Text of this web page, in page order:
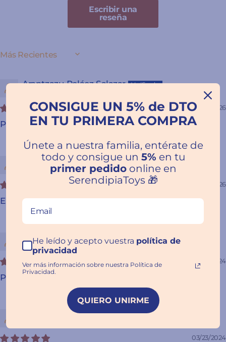
Escribir una
reseña
SORT BY
Arantzazu Peláez Salazar
05/22/2026
Papá dice - Jaguar Ediciones
Marta C.A.
03/22/2026
El cuento es precioso y la atención estupenda
Ainhoa Fernandez
03/24/2024
Papá dice
Carolina Tornel Fernández
03/23/2024
CONSIGUE UN 5% de DTO
EN TU PRIMERA COMPRA
Únete a nuestra familia, entérate de
todo y consigue un 5% en tu
primer pedidoonline en
SerendipiaToys 🎁
He leído y acepto vuestra política de
privacidad
Ver más información sobre nuestra Política de
Privacidad.
QUIERO UNIRME